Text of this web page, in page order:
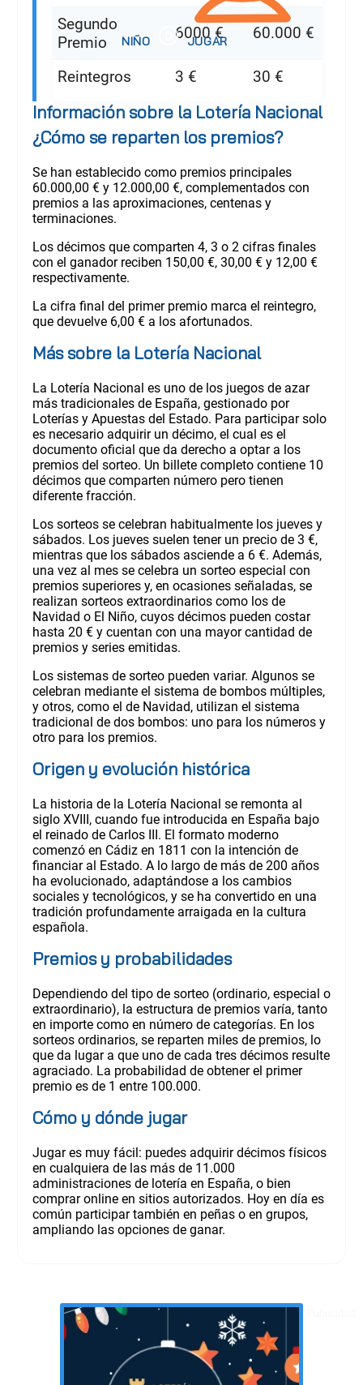
Segundo
Premio
6000 € 60.000 €
Reintegros 3 € 30 €
Información sobre la Lotería Nacional
¿Cómo se reparten los premios?
Se han establecido como premios principales
60.000,00 € y 12.000,00 €, complementados con
premios a las aproximaciones, centenas y
terminaciones.
Los décimos que comparten 4, 3 o 2 cifras finales
con el ganador reciben 150,00 €, 30,00 € y 12,00 €
respectivamente.
La cifra final del primer premio marca el reintegro,
que devuelve 6,00 € a los afortunados.
Más sobre la Lotería Nacional
La Lotería Nacional es uno de los juegos de azar
más tradicionales de España, gestionado por
Loterías y Apuestas del Estado. Para participar solo
es necesario adquirir un décimo, el cual es el
documento oficial que da derecho a optar a los
premios del sorteo. Un billete completo contiene 10
décimos que comparten número pero tienen
diferente fracción.
Los sorteos se celebran habitualmente los jueves y
sábados. Los jueves suelen tener un precio de 3 €,
mientras que los sábados asciende a 6 €. Además,
una vez al mes se celebra un sorteo especial con
premios superiores y, en ocasiones señaladas, se
realizan sorteos extraordinarios como los de
Navidad o El Niño, cuyos décimos pueden costar
hasta 20 € y cuentan con una mayor cantidad de
premios y series emitidas.
Los sistemas de sorteo pueden variar. Algunos se
celebran mediante el sistema de bombos múltiples,
y otros, como el de Navidad, utilizan el sistema
tradicional de dos bombos: uno para los números y
otro para los premios.
Origen y evolución histórica
La historia de la Lotería Nacional se remonta al
siglo XVIII, cuando fue introducida en España bajo
el reinado de Carlos III. El formato moderno
comenzó en Cádiz en 1811 con la intención de
financiar al Estado. A lo largo de más de 200 años
ha evolucionado, adaptándose a los cambios
sociales y tecnológicos, y se ha convertido en una
tradición profundamente arraigada en la cultura
española.
Premios y probabilidades
Dependiendo del tipo de sorteo (ordinario, especial o
extraordinario), la estructura de premios varía, tanto
en importe como en número de categorías. En los
sorteos ordinarios, se reparten miles de premios, lo
que da lugar a que uno de cada tres décimos resulte
agraciado. La probabilidad de obtener el primer
premio es de 1 entre 100.000.
Cómo y dónde jugar
Jugar es muy fácil: puedes adquirir décimos físicos
en cualquiera de las más de 11.000
administraciones de lotería en España, o bien
comprar online en sitios autorizados. Hoy en día es
común participar también en peñas o en grupos,
ampliando las opciones de ganar.